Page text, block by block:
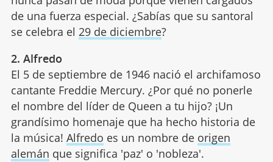
de una fuerza especial. ¿Sabías que su santoral
se celebra el 29 de diciembre?
2. Alfredo
El 5 de septiembre de 1946 nació el archifamoso
cantante Freddie Mercury. ¿Por qué no ponerle
el nombre del líder de Queen a tu hijo? ¡Un
grandísimo homenaje que ha hecho historia de
la música! Alfredo es un nombre de origen
alemán que significa 'paz' o 'nobleza'.